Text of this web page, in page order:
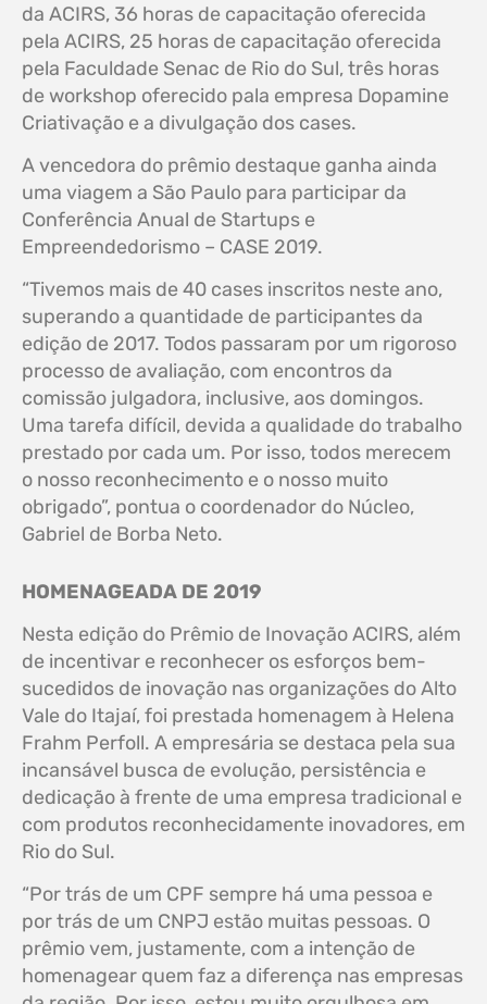
da ACIRS, 36 horas de capacitação oferecida
pela ACIRS, 25 horas de capacitação oferecida
pela Faculdade Senac de Rio do Sul, três horas
de workshop oferecido pala empresa Dopamine
Criativação e a divulgação dos cases.
A vencedora do prêmio destaque ganha ainda
uma viagem a São Paulo para participar da
Conferência Anual de Startups e
Empreendedorismo – CASE 2019.
“Tivemos mais de 40 cases inscritos neste ano,
superando a quantidade de participantes da
edição de 2017. Todos passaram por um rigoroso
processo de avaliação, com encontros da
comissão julgadora, inclusive, aos domingos.
Uma tarefa difícil, devida a qualidade do trabalho
prestado por cada um. Por isso, todos merecem
o nosso reconhecimento e o nosso muito
obrigado”, pontua o coordenador do Núcleo,
Gabriel de Borba Neto.
HOMENAGEADA DE 2019
Nesta edição do Prêmio de Inovação ACIRS, além
de incentivar e reconhecer os esforços bem-
sucedidos de inovação nas organizações do Alto
Vale do Itajaí, foi prestada homenagem à Helena
Frahm Perfoll. A empresária se destaca pela sua
incansável busca de evolução, persistência e
dedicação à frente de uma empresa tradicional e
com produtos reconhecidamente inovadores, em
Rio do Sul.
“Por trás de um CPF sempre há uma pessoa e
por trás de um CNPJ estão muitas pessoas. O
prêmio vem, justamente, com a intenção de
homenagear quem faz a diferença nas empresas